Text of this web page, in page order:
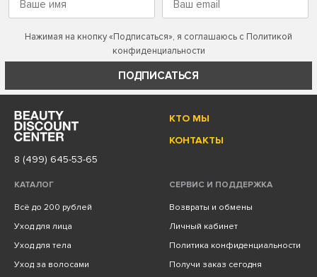
Нажимая на кнопку «Подписаться», я соглашаюсь с Политикой
конфиденциальности
ПОДПИСАТЬСЯ
КТО МЫ
КОНТАКТЫ
8 (499) 645-53-65
КАТАЛОГ
Всё до 200 рублей
Уход для лица
Уход для тела
Уход за волосами
СЕРВИС И ПОДДЕРЖКА
Возвраты и обмены
Личный кабинет
Политика конфиденциальности
Получи заказ сегодня